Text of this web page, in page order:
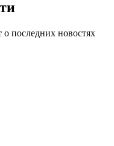
о последних новостях